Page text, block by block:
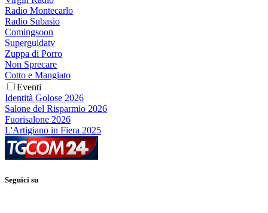
Radio Montecarlo
Radio Subasio
Comingsoon
Superguidatv
Zuppa di Porro
Non Sprecare
Cotto e Mangiato
Eventi
Identità Golose 2026
Salone del Risparmio 2026
Fuorisalone 2026
L'Artigiano in Fiera 2025
Seguici su